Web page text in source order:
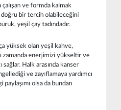
ve formda kalmak
bir tercih olabileceğini
yeşil çay tadındadır.
yüksek olan yeşil kahve,
zamanda enerjimizi yükseltir ve
sağlar. Halk arasında kanser
ve zayıflamaya yardımcı
olsa da bundan